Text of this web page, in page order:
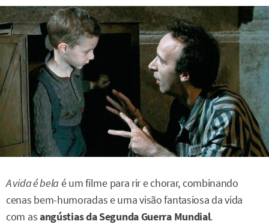
A vida é bela é um filme para rir e chorar, combinando
cenas bem-humoradas e uma visão fantasiosa da vida
com asangústias da Segunda Guerra Mundial.